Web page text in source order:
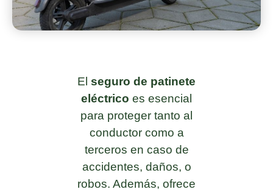
El seguro de patinete
eléctrico es esencial
para proteger tanto al
conductor como a
terceros en caso de
accidentes, daños, o
robos. Además, ofrece